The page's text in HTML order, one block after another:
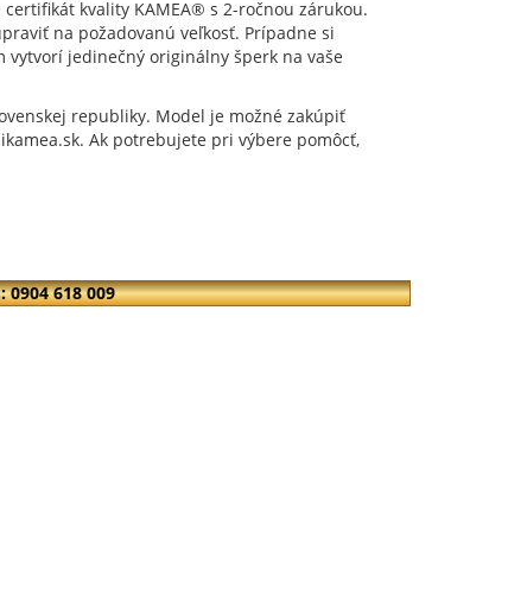
kvality KAMEA® s 2-ročnou zárukou.
na požadovanú veľkosť. Prípadne si
jedinečný originálny šperk na vaše
republiky. Model je možné zakúpiť
Ak potrebujete pri výbere pomôcť,
618 009